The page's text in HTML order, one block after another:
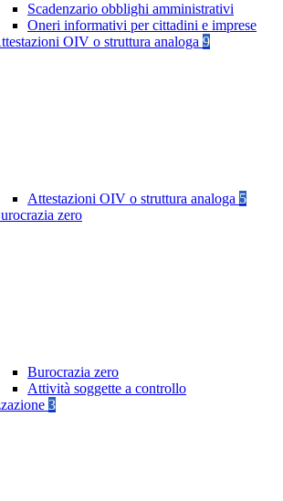
Scadenzario obblighi amministrativi
Oneri informativi per cittadini e imprese
OIV o struttura analoga 9
Attestazioni OIV o struttura analoga 5
zero
Burocrazia zero
Attività soggette a controllo
3